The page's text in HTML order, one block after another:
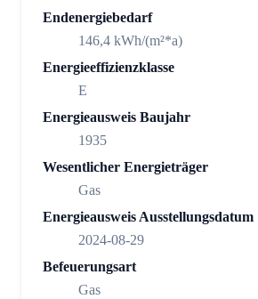
Endenergiebedarf
146,4 kWh/(m²*a)
Energieeffizienzklasse
E
Energieausweis Baujahr
1935
Wesentlicher Energieträger
Gas
Energieausweis Ausstellungsdatum
2024-08-29
Befeuerungsart
Gas